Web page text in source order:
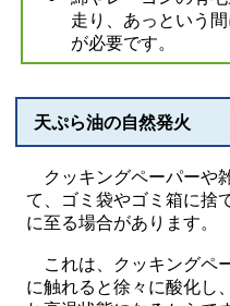
走り、あっという
が必要です。
天ぷら油の自然発火
クッキングペーパーや
て、ゴミ袋やゴミ箱に捨
に至る場合があります。
これは、クッキングペ
に触れると徐々に酸化し